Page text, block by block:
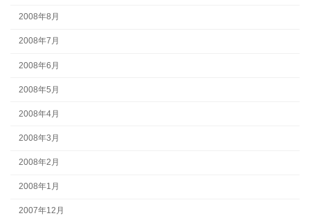
2008年8月
2008年7月
2008年6月
2008年5月
2008年4月
2008年3月
2008年2月
2008年1月
2007年12月